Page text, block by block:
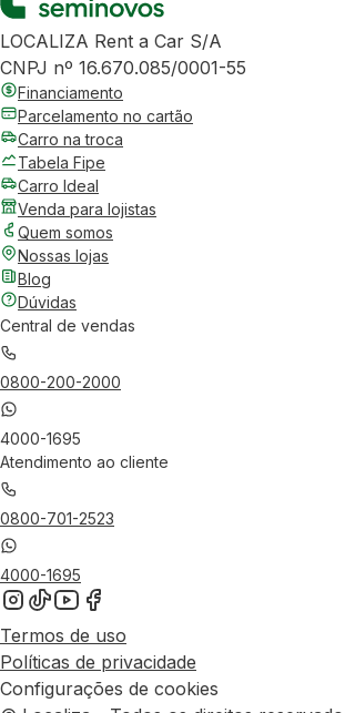
LOCALIZA Rent a Car S/A
CNPJ nº 16.670.085/0001-55
Financiamento
Parcelamento no cartão
Carro na troca
Tabela Fipe
Carro Ideal
Venda para lojistas
Quem somos
Nossas lojas
Blog
Dúvidas
Central de vendas
0800-200-2000
4000-1695
Atendimento ao cliente
0800-701-2523
4000-1695
Termos de uso
Políticas de privacidade
Configurações de cookies